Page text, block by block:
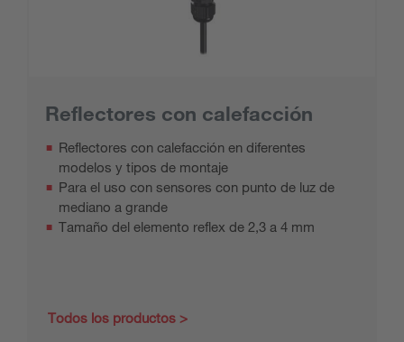
Reflectores con calefacción
Reflectores con calefacción en diferentes
modelos y tipos de montaje
Para el uso con sensores con punto de luz de
mediano a grande
Tamaño del elemento reflex de 2,3 a 4 mm
Todos los productos